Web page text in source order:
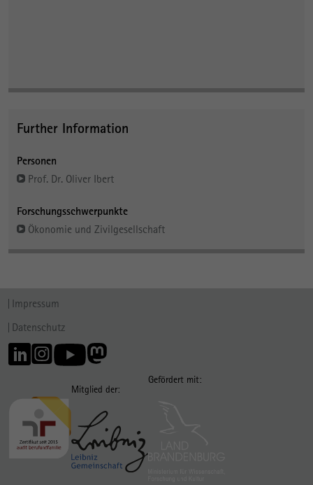
Further Information
Personen
Prof. Dr. Oliver Ibert
Forschungsschwerpunkte
Ökonomie und Zivilgesellschaft
Impressum
Datenschutz
Mitglied der:
Gefördert mit: